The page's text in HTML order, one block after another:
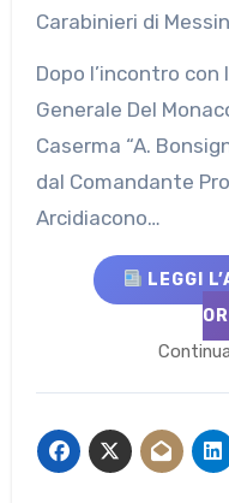
Carabinieri di
Dopo l’incontro
Generale Del
Caserma “A.
dal Comandante
Arcidiacono…
LEGGI